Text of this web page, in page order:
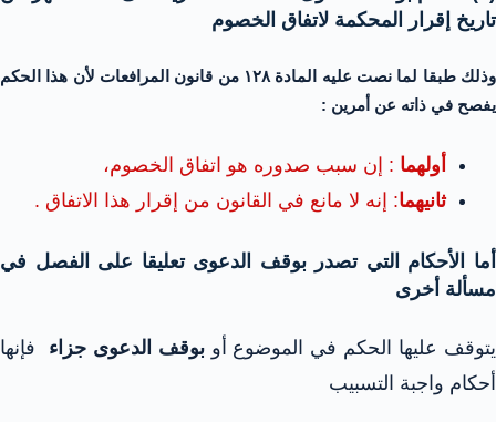
تاريخ إقرار المحكمة لاتفاق الخصوم
وذلك طبقا لما نصت عليه المادة ۱۲۸ من قانون المرافعات لأن هذا الحكم
يفصح في ذاته عن أمرين :
أولهما : إن سبب صدوره هو اتفاق الخصوم،
ثانيهما: إنه لا مانع في القانون من إقرار هذا الاتفاق .
أما الأحكام التي تصدر بوقف الدعوى تعليقا على الفصل في
مسألة أخرى
يتوقف عليها الحكم في الموضوع أوبوقف الدعوى جزاء فإنها
أحكام واجبة التسبيب